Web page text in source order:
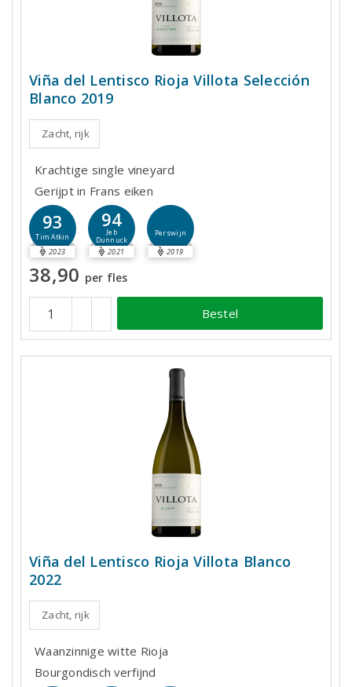
Viña del Lentisco Rioja Villota Selección
Blanco 2019
Zacht, rijk
Krachtige single vineyard
Gerijpt in Frans eiken
93
Tim Atkin
2023
94
Jeb
Dunnuck
2021
Perswijn
2019
38,90 per fles
Bestel
Viña del Lentisco Rioja Villota Blanco
2022
Zacht, rijk
Waanzinnige witte Rioja
Bourgondisch verfijnd